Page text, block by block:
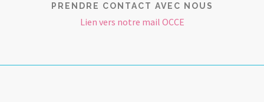
PRENDRE CONTACT AVEC NOUS
Lien vers notre mail OCCE